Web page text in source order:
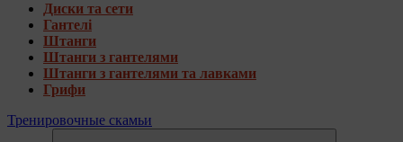
Диски та сети
Гантелі
Штанги
Штанги з гантелями
Штанги з гантелями та лавками
Грифи
Тренировочные скамьи